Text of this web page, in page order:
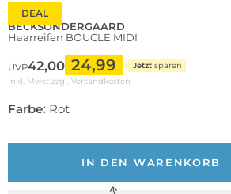
DEAL
BECKSÖNDERGAARD
Haarreifen BOUCLE MIDI
UVP42,00 24,99 Jetzt sparen
inkl. Mwst zzgl. Versandkosten
Farbe: Rot
IN DEN WARENKORB